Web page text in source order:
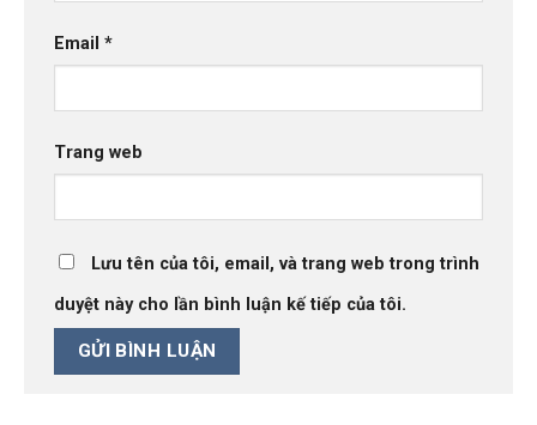
Email *
Trang web
Lưu tên của tôi, email, và trang web trong trình
duyệt này cho lần bình luận kế tiếp của tôi.